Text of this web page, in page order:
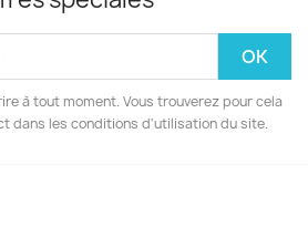
à tout moment. Vous trouverez pour cela
dans les conditions d'utilisation du site.